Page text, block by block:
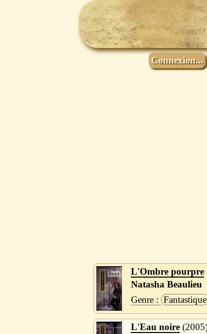
Connexion...
L'Ombre pourpre
Natasha Beaulieu
Fantastique
L'Eau noire 2005